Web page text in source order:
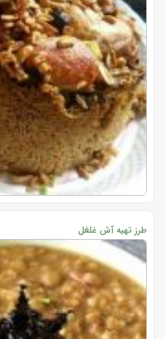
طرز تهیه آش غلغل